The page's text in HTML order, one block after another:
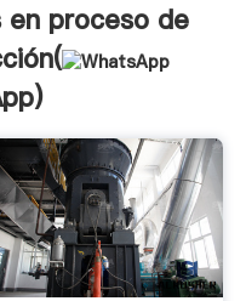
proceso de
)